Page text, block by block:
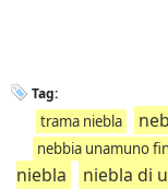
Tag:
trama niebla
nebbia unamuno
niebla
niebla di